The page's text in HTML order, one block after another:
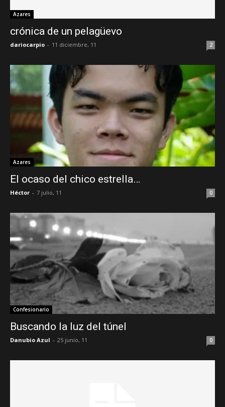
Azares
crónica de un pelagüevo
dariocarpio - 11 diciembre, 11 2
Azares
El ocaso del chico estrella…
Héctor - 7 julio, 11 0
Confesionario
Buscando la luz del túnel
Danubio Azul - 25 junio, 11 0